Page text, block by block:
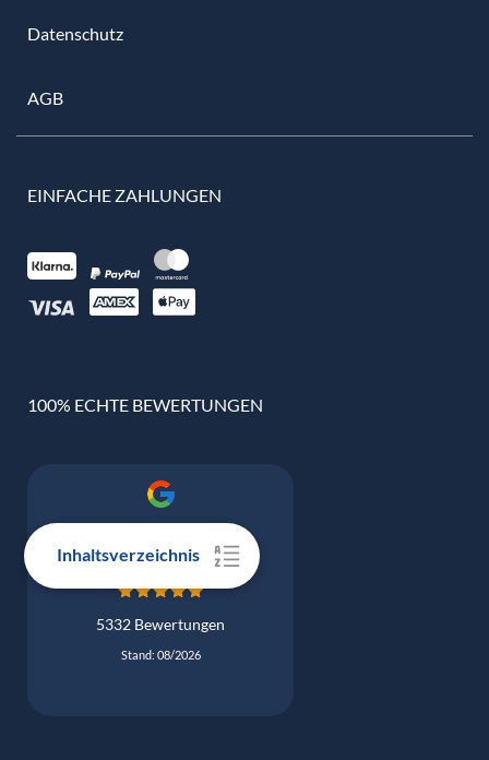
Inhaltsverzeichnis
Datenschutz
AGB
EINFACHE ZAHLUNGEN
100% ECHTE BEWERTUNGEN
Google Bewertung
4.9
5332 Bewertungen
Stand: 08/2026